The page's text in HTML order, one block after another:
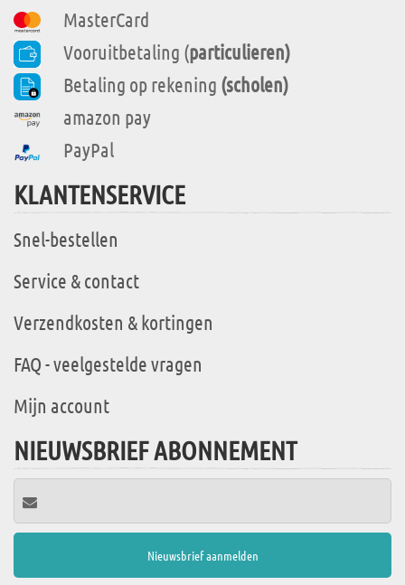
MasterCard
Vooruitbetaling (particulieren)
Betaling op rekening (scholen)
amazon pay
PayPal
KLANTENSERVICE
Snel-bestellen
Service & contact
Verzendkosten & kortingen
FAQ - veelgestelde vragen
Mijn account
NIEUWSBRIEF ABONNEMENT